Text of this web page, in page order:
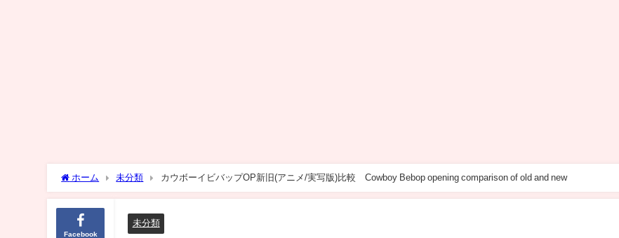
ホーム 未分類 カウボーイビバップOP新旧(アニメ/実写版)比較 Cowboy Bebop opening comparison of old and new
Facebook
未分類